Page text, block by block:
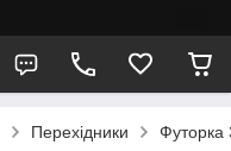
Перехідники Футорка